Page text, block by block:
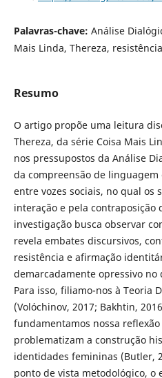
Palavras-chave: Análise
Mais Linda, Thereza, resistência
Resumo
O artigo propõe uma leitura
Thereza, da série Coisa Mais
nos pressupostos da Análise
da compreensão de
entre vozes sociais, no qual os
interação e pela contraposição
investigação busca observar
revela embates discursivos,
resistência e afirmação
demarcadamente opressivo
Para isso, filiamo-nos à Teoria
(Volóchinov, 2017; Bakhtin,
fundamentamos nossa
problematizam a construção
identidades femininas (Butler,
ponto de vista metodológico, o